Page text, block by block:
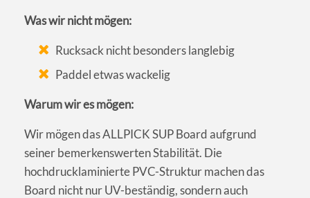
Was wir nicht mögen:
Rucksack nicht besonders langlebig
Paddel etwas wackelig
Warum wir es mögen:
Wir mögen das ALLPICK SUP Board aufgrund
seiner bemerkenswerten Stabilität. Die
hochdrucklaminierte PVC-Struktur machen das
Board nicht nur UV-beständig, sondern auch